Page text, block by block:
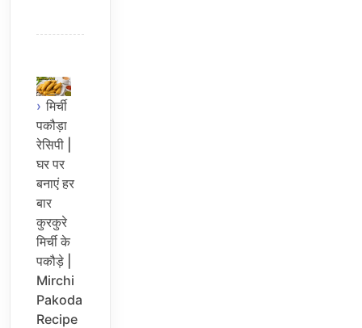
मिर्ची
पकौड़ा
रेसिपी |
घर पर
बनाएं हर
बार
कुरकुरे
मिर्ची के
पकौड़े |
Mirchi
Pakoda
Recipe